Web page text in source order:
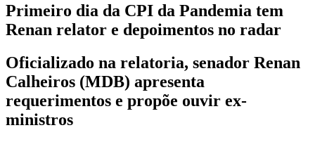
Primeiro dia da CPI da Pandemia tem
Renan relator e depoimentos no radar
Oficializado na relatoria, senador Renan
Calheiros (MDB) apresenta
requerimentos e propõe ouvir ex-
ministros